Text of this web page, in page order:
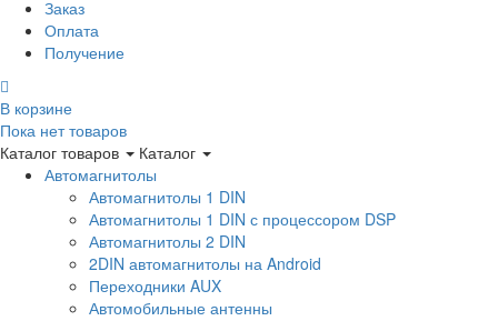
Заказ
Оплата
Получение
В корзине
Пока нет товаров
Каталог товаров
Каталог
Автомагнитолы
Автомагнитолы 1 DIN
Автомагнитолы 1 DIN с процессором DSP
Автомагнитолы 2 DIN
2DIN автомагнитолы на Android
Переходники AUX
Автомобильные антенны